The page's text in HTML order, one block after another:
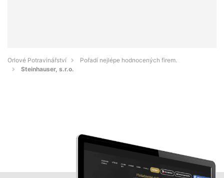
Orlové Potravinářství
Pořadí nejlépe hodnocených firem.
Steinhauser, s.r.o.